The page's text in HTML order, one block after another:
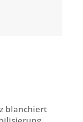
blanchiert